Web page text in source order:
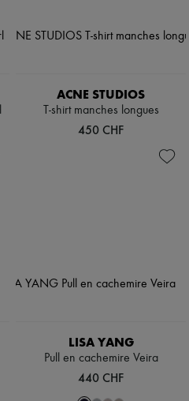
ACNE STUDIOS
T-shirt manches longues
450 CHF
LISA YANG
Pull en cachemire Veira
440 CHF